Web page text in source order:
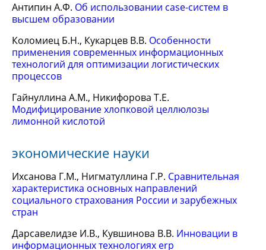
Антипин А.Ф. Об использовании case-систем в
высшем образовании
Коломиец Б.Н., Кукарцев В.В. Особенности
применения современных информационных
технологий для оптимизации логистических
процессов
Гайнуллина А.М., Никифорова Т.Е.
Модифицирование хлопковой целлюлозы
лимонной кислотой
экономические науки
Ихсанова Г.М., Нигматуллина Г.Р. Сравнительная
характеристика основных направлений
социального страхования России и зарубежных
стран
Дарсавелидзе И.В., Кувшинова В.В. Инновации в
информационных технологиях erp